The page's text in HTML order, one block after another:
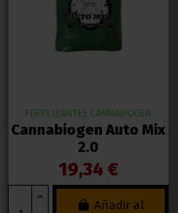
FERTILIZANTES CANNABIOGEN
Cannabiogen Auto Mix
2.0
19,34 €
Añadir al